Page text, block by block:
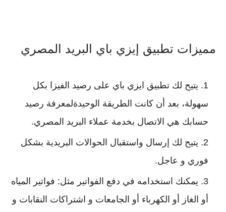
مميزات تطبيق إيزي باي البريد المصري
يتيح لك تطبيق ايزي باي على رصيد الفيزا بكل
سهولة، بعد أن كانت الطريقة الوحيدةلمعرفة رصيد
حسابك هي الاتصال بخدمة عملاء البريد المصري.
يتيح لك إرسال واستقبال الحوالات البريدية بشكل
فوري و عاجل.
يمكنك استخدامه في دفع الفواتير مثل: فواتير المياه
أو الغاز أو الكهرباء أو الجامعات و اشتراكات النقابات و